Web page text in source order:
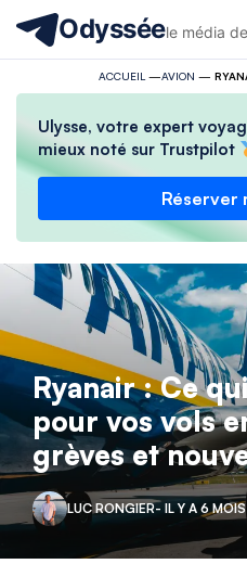
Odysséele média
ACCUEIL —AVION —
Ulysse, votre expert
mieux noté sur Trustpilot
Réserver
Ryanair : Ce
pour vos vols
grèves et
LUC RONGIER- IL Y A 6 MOIS